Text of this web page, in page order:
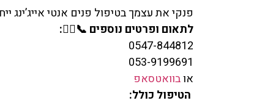
פנקי את עצמך בטיפול פנים אנטי אייג’ינג ייחודי
לתאום ופרטים נוספים 📞💆‍♀️:
0547-844812
053-9199691
אובוואטסאפ
הטיפול כולל: